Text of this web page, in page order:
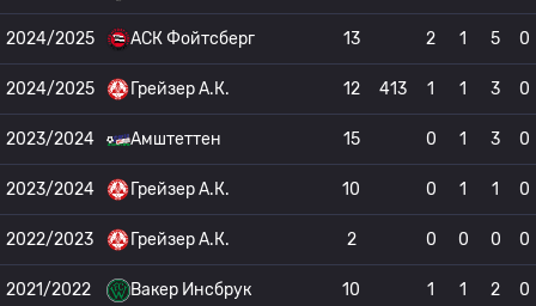
2024/2025 АСК Фойтсберг 13 2 1 5 0
2024/2025 Грейзер А.К. 12 413 1 1 3 0
2023/2024 Амштеттен 15 0 1 3 0
2023/2024 Грейзер А.К. 10 0 1 1 0
2022/2023 Грейзер А.К. 2 0 0 0 0
2021/2022 Вакер Инсбрук 10 1 1 2 0